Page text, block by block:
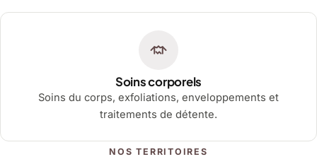
Soins corporels
Soins du corps, exfoliations, enveloppements et
traitements de détente.
NOS TERRITOIRES